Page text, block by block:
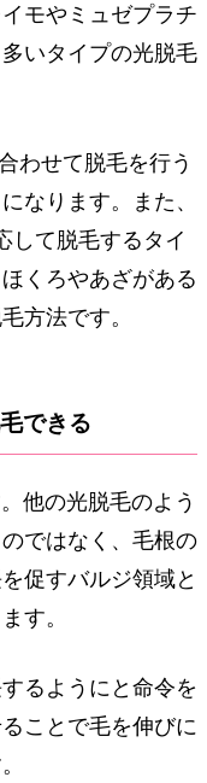
モやミュゼプラチ
いタイプの光脱毛
わせて脱毛を行う
なります。また、
して脱毛するタイ
くろやあざがある
方法です。
できる
他の光脱毛のよう
ではなく、毛根の
促すバルジ領域と
す。
るようにと命令を
ことで毛を伸びに